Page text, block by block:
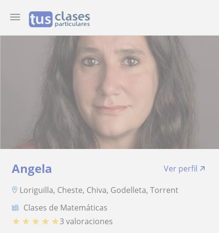
Angela
Ver perfil
Loriguilla, Cheste, Chiva, Godelleta, Torrent
Clases de Matemáticas
★ ★ ★ ★ ★3 valoraciones